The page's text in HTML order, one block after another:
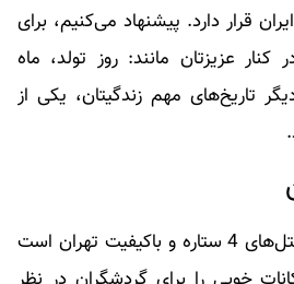
قرار دارد. پیشنهاد می‌کنیم، برای
کنار عزیزتان مانند: روز تولد، ماه
تاریخ‌های مهم زندگیتان، یکی از
هتل هویزه یکی از هتل‌های 4 ستاره و باکیفیت تهران است